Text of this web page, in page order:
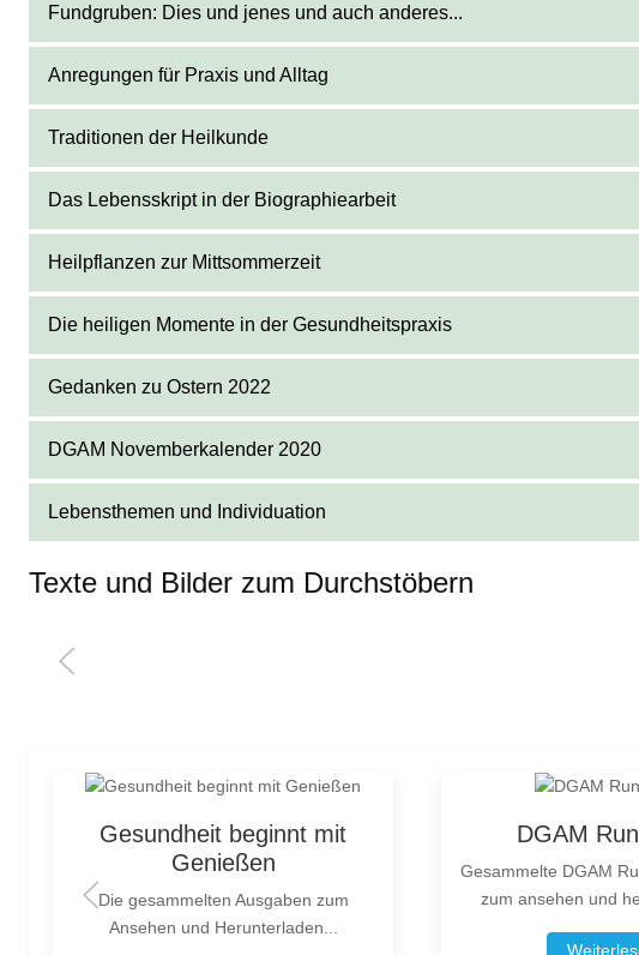
Fundgruben: Dies und jenes und auch anderes...
Anregungen für Praxis und Alltag
Traditionen der Heilkunde
Das Lebensskript in der Biographiearbeit
Heilpflanzen zur Mittsommerzeit
Die heiligen Momente in der Gesundheitspraxis
Gedanken zu Ostern 2022
DGAM Novemberkalender 2020
Lebensthemen und Individuation
Texte und Bilder zum Durchstöbern
Gesundheit beginnt mit
Genießen
Die gesammelten Ausgaben zum
Ansehen und Herunterladen...
DGAM
Gesammelte DGAM
zum ansehen und